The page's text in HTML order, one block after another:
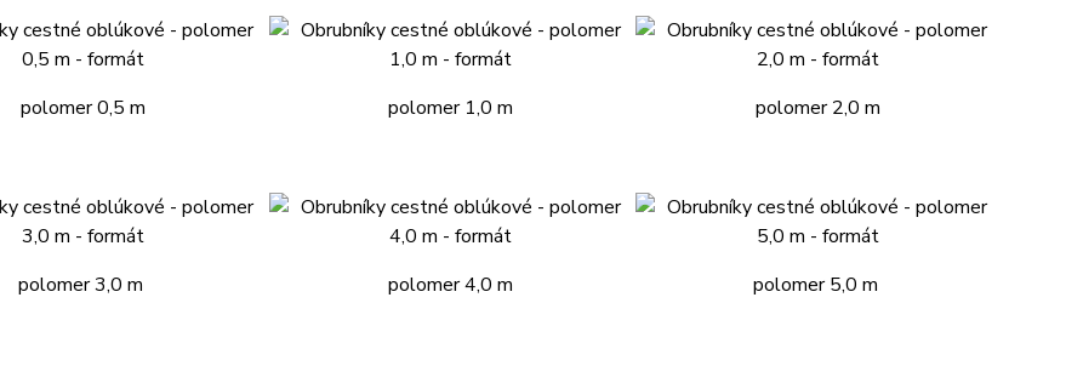
polomer 0,5 m polomer 1,0 m polomer 2,0 m
polomer 3,0 m polomer 4,0 m polomer 5,0 m